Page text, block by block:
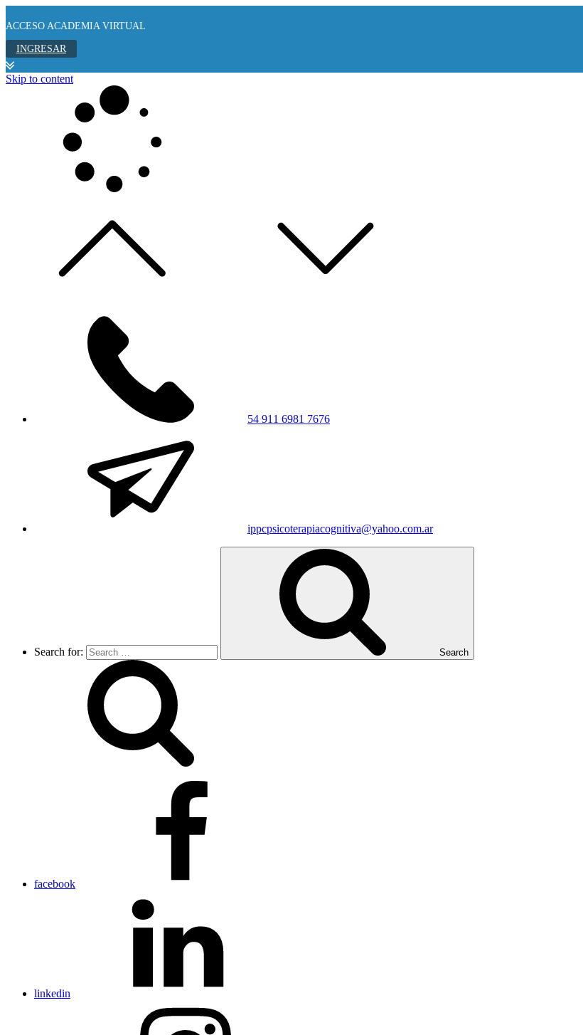
ACCESO ACADEMIA VIRTUAL
INGRESAR
Skip to content
54 911 6981 7676
ippcpsicoterapiacognitiva@yahoo.com.ar
Search for: Search
facebook
linkedin